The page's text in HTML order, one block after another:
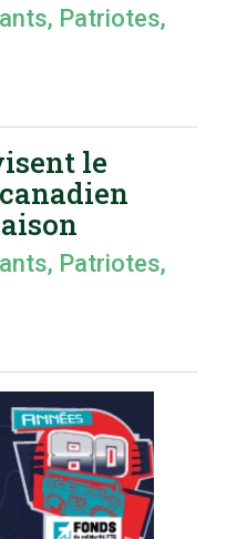
, Patriotes,
le
, Patriotes,